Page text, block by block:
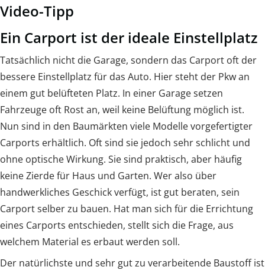
Video-Tipp
Ein Carport ist der ideale Einstellplatz
Tatsächlich nicht die Garage, sondern das Carport oft der
bessere Einstellplatz für das Auto. Hier steht der Pkw an
einem gut belüfteten Platz. In einer Garage setzen
Fahrzeuge oft Rost an, weil keine Belüftung möglich ist.
Nun sind in den Baumärkten viele Modelle vorgefertigter
Carports erhältlich. Oft sind sie jedoch sehr schlicht und
ohne optische Wirkung. Sie sind praktisch, aber häufig
keine Zierde für Haus und Garten. Wer also über
handwerkliches Geschick verfügt, ist gut beraten, sein
Carport selber zu bauen. Hat man sich für die Errichtung
eines Carports entschieden, stellt sich die Frage, aus
welchem Material es erbaut werden soll.
Der natürlichste und sehr gut zu verarbeitende Baustoff ist